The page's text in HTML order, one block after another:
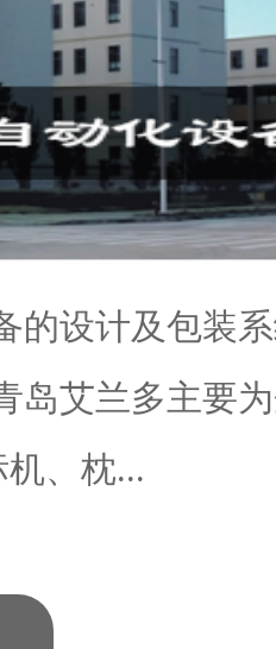
的设计及包装
岛艾兰多主要
、枕...